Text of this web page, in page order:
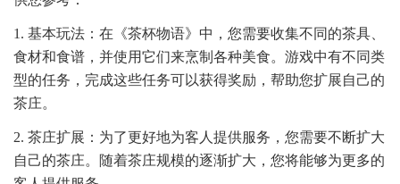
1. 基本玩法：在《茶杯物语》中，您需要收集不同的茶具、
食材和食谱，并使用它们来烹制各种美食。游戏中有不同类
型的任务，完成这些任务可以获得奖励，帮助您扩展自己的
茶庄。
2. 茶庄扩展：为了更好地为客人提供服务，您需要不断扩大
自己的茶庄。随着茶庄规模的逐渐扩大，您将能够为更多的